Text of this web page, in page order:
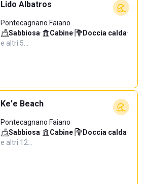
Lido Albatros
Pontecagnano Faiano
Sabbiosa· Cabine· Doccia calda·
e altri 5…
Ke'e Beach
Pontecagnano Faiano
Sabbiosa· Cabine· Doccia calda·
e altri 12…